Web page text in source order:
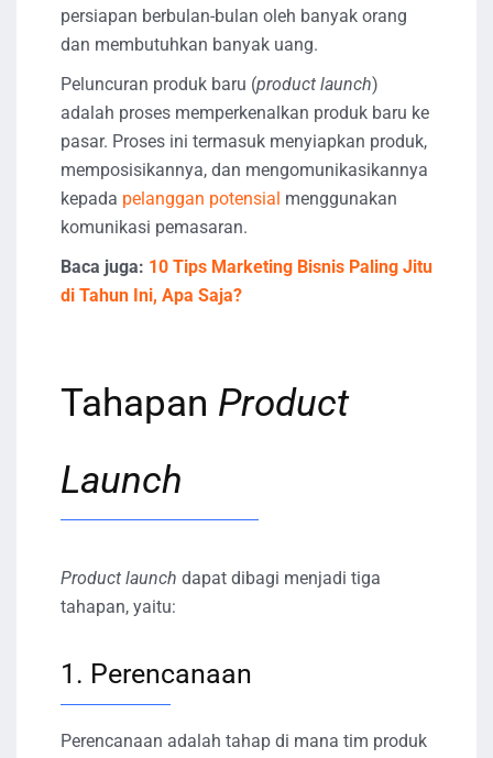
persiapan berbulan-bulan oleh banyak orang
dan membutuhkan banyak uang.
Peluncuran produk baru (product launch)
adalah proses memperkenalkan produk baru ke
pasar. Proses ini termasuk menyiapkan produk,
memposisikannya, dan mengomunikasikannya
kepada pelanggan potensial menggunakan
komunikasi pemasaran.
Baca juga: 10 Tips Marketing Bisnis Paling Jitu
di Tahun Ini, Apa Saja?
Tahapan Product
Launch
Product launch dapat dibagi menjadi tiga
tahapan, yaitu:
1. Perencanaan
Perencanaan adalah tahap di mana tim produk